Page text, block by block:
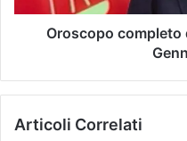
Oroscopo completo
Articoli Correlati